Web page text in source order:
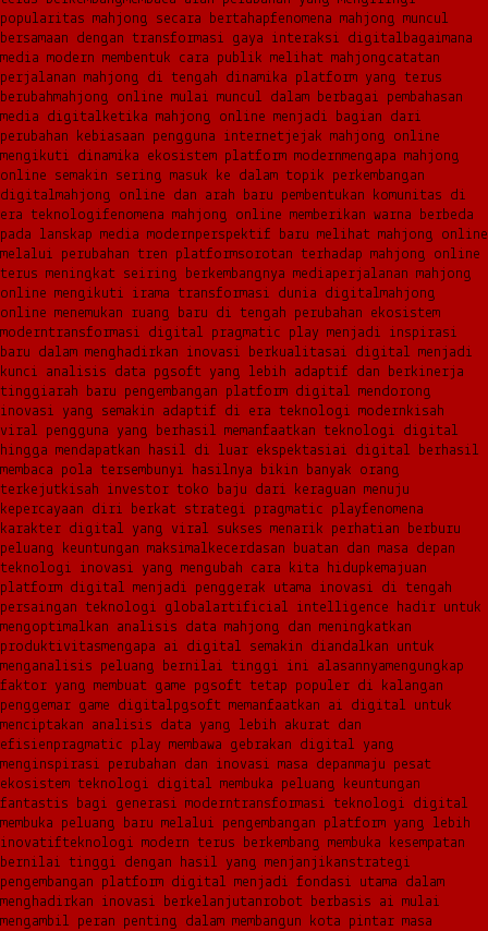
popularitas mahjong secara bertahapfenomena mahjong muncul
bersamaan dengan transformasi gaya interaksi digital bagaimana
media modern membentuk cara publik melihat mahjongcatatan
perjalanan mahjong di tengah dinamika platform yang terus
berubahmahjong online mulai muncul dalam berbagai pembahasan
media digital ketika mahjong online menjadi bagian dari
perubahan kebiasaan pengguna internetjejak mahjong online
mengikuti dinamika ekosistem platform modernmengapa mahjong
online semakin sering masuk ke dalam topik perkembangan
digitalmahjong online dan arah baru pembentukan komunitas di
era teknologifenomena mahjong online memberikan warna berbeda
pada lanskap media modernperspektif baru melihat mahjong online
melalui perubahan tren platformsorotan terhadap mahjong online
terus meningkat seiring berkembangnya mediaperjalanan mahjong
online mengikuti irama transformasi dunia digitalmahjong
online menemukan ruang baru di tengah perubahan ekosistem
moderntransformasi digital pragmatic play menjadi inspirasi
baru dalam menghadirkan inovasi berkualitasai digital menjadi
kunci analisis data pgsoft yang lebih adaptif dan berkinerja
tinggiarah baru pengembangan platform digital mendorong
inovasi yang semakin adaptif di era teknologi modern kisah
viral pengguna yang berhasil memanfaatkan teknologi digital
hingga mendapatkan hasil di luar ekspektasiai digital berhasil
membaca pola tersembunyi hasilnya bikin banyak orang
terkejutkisah investor toko baju dari keraguan menuju
kepercayaan diri berkat strategi pragmatic playfenomena
karakter digital yang viral sukses menarik perhatian berburu
peluang keuntungan maksimal kecerdasan buatan dan masa depan
teknologi inovasi yang mengubah cara kita hidup kemajuan
platform digital menjadi penggerak utama inovasi di tengah
persaingan teknologi globalartificial intelligence hadir untuk
mengoptimalkan analisis data mahjong dan meningkatkan
produktivitasmengapa ai digital semakin diandalkan untuk
menganalisis peluang bernilai tinggi ini alasannyamengungkap
faktor yang membuat game pgsoft tetap populer di kalangan
penggemar game digitalpgsoft memanfaatkan ai digital untuk
menciptakan analisis data yang lebih akurat dan
efisienpragmatic play membawa gebrakan digital yang
menginspirasi perubahan dan inovasi masa depanmaju pesat
ekosistem teknologi digital membuka peluang keuntungan
fantastis bagi generasi moderntransformasi teknologi digital
membuka peluang baru melalui pengembangan platform yang lebih
inovatifteknologi modern terus berkembang membuka kesempatan
bernilai tinggi dengan hasil yang menjanjikanstrategi
pengembangan platform digital menjadi fondasi utama dalam
menghadirkan inovasi berkelanjutanrobot berbasis ai mulai
mengambil peran penting dalam membangun kota pintar masa